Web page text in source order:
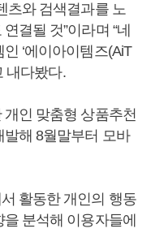
츠와 검색결과를 노
결될 것”이라며 “네
‘에이아이템즈(AiT
내다봤다.
인 맞춤형 상품추천
해 8월말부터 모바
활동한 개인의 행동
분석해 이용자들에